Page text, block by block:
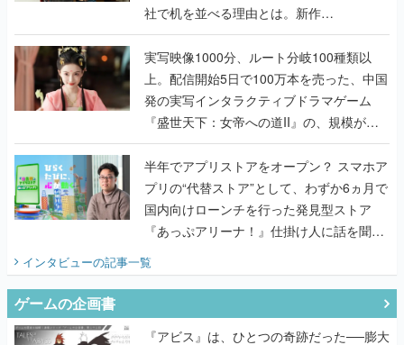
上。配信開始5日で100万本を売った、中国
発の実写インタラクティブドラマゲーム
『盛世天下：女帝への道II』の、規模が違
うこだわりをプロデューサーに聞いた
半年でアプリストアをオープン？ スマホア
プリの“代替ストア”として、わずか6ヵ月で
国内向けローンチを行った発見型ストア
『あっぷアリーナ！』仕掛け人に話を聞い
てみた
インタビューの記事一覧
『アビス』は、ひとつの奇跡だった──膨大
な開発資料とともに『テイルズ オブ ジ ア
るRPG」が生まれた理由【ゲームの企画